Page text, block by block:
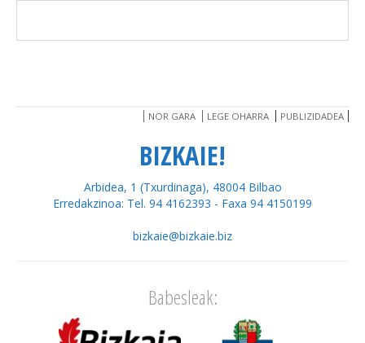
NOR GARA LEGE OHARRA PUBLIZIDADEA
BIZKAIE!
Arbidea, 1 (Txurdinaga), 48004 Bilbao
Erredakzinoa: Tel. 94 4162393 - Faxa 94 4150199
bizkaie@bizkaie.biz
Babesleak: